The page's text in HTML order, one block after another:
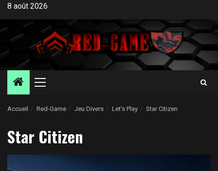
Aller
contenu
8 août 2026
Menu
Accueil Red-Game Jeu Divers Let's Play Star Citizen
Star Citizen